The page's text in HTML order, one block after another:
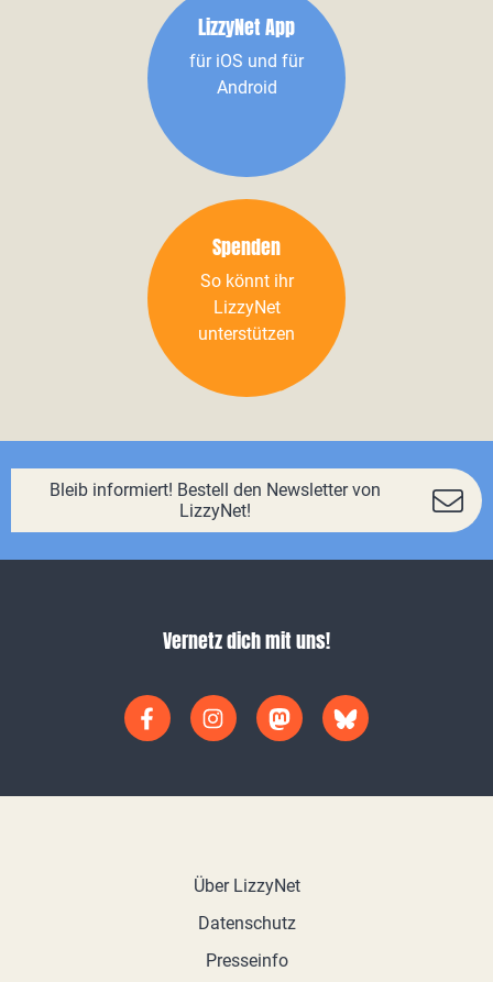
LizzyNet App
für iOS und für
Android
Spenden
So könnt ihr
LizzyNet
unterstützen
Bleib informiert! Bestell den Newsletter von
LizzyNet!
Vernetz dich mit uns!
Über LizzyNet
Datenschutz
Presseinfo